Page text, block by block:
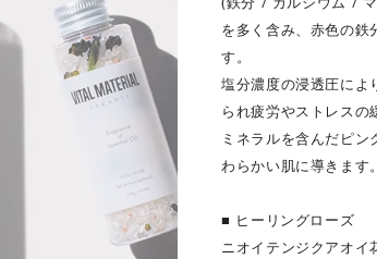
を多く含み、赤色の鉄
す。
塩分濃度の浸透圧によ
られ疲労やストレスの
ミネラルを含んだピ
わらかい肌に導きます。
■ ヒーリングローズ
ニオイテンジクアオイ